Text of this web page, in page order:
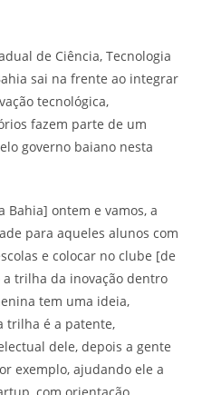
de Ciência, Tecnologia
sai na frente ao integrar
tecnológica,
fazem parte de um
governo baiano nesta
Bahia] ontem e vamos, a
para aqueles alunos com
e colocar no clube [de
trilha da inovação dentro
tem uma ideia,
trilha é a patente,
dele, depois a gente
exemplo, ajudando ele a